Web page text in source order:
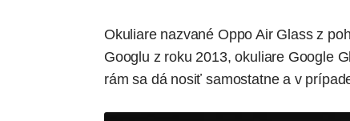
Okuliare nazvané Oppo Air Glass z
Googlu z roku 2013, okuliare Google
rám sa dá nosiť samostatne a v